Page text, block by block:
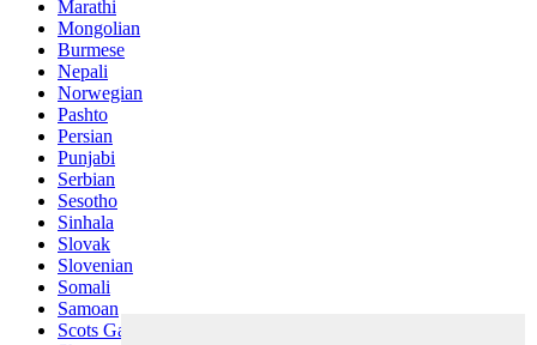
Marathi
Mongolian
Burmese
Nepali
Norwegian
Pashto
Persian
Punjabi
Serbian
Sesotho
Sinhala
Slovak
Slovenian
Somali
Samoan
Scots Gaelic